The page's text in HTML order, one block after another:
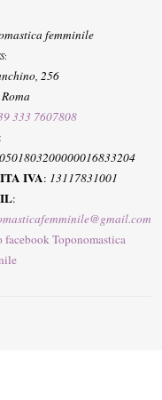
femminile
:
256
333 7607808
:
IVA: 13117831001
:
facebook Toponomastica